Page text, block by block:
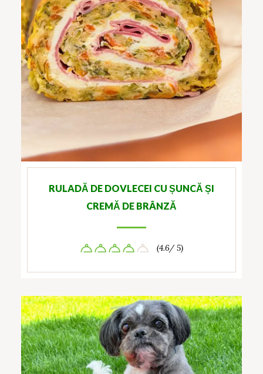
RULADĂ DE DOVLECEI CU ȘUNCĂ ȘI
CREMĂ DE BRÂNZĂ
(4.6/ 5)